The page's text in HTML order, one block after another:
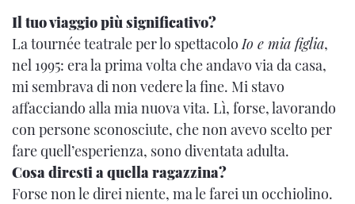
Il tuo viaggio più significativo?
La tournée teatrale per lo spettacoloIo e mia figlia,
nel 1995: era la prima volta che andavo via da casa,
mi sembrava di non vedere la fine. Mi stavo
affacciando alla mia nuova vita. Lì, forse, lavorando
con persone sconosciute, che non avevo scelto per
fare quell’esperienza, sono diventata adulta.
Cosa diresti a quella ragazzina?
Forse non le direi niente, ma le farei un occhiolino.